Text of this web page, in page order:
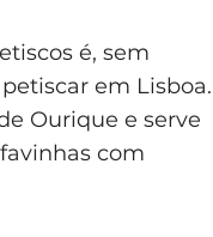
é, sem
em Lisboa.
Ourique e serve
com